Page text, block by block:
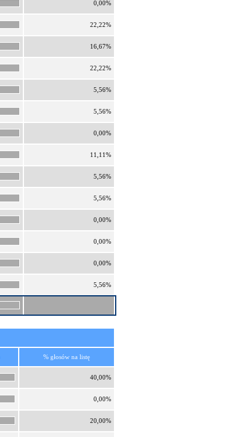
0,00%
22,22%
16,67%
22,22%
5,56%
5,56%
0,00%
11,11%
5,56%
5,56%
0,00%
0,00%
0,00%
5,56%
% głosów na listę
40,00%
0,00%
20,00%